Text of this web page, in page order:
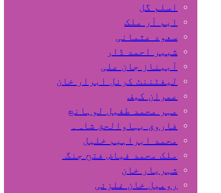
اسلم گل
ایم آر ملک
سعود عثمانی
شبیر احمد ڈار
آبیناز جان علی
لیفٹننٹ کرنل ابرار خان
عمران کیف
مہر محمد طفیل لوہانچ
فاروق بہاوالحق شاہ۔
محمد ابراہیم خلیل
ملک محمد فیاض فتح جنگ
شہریار خان
رومیل خان غلزئی